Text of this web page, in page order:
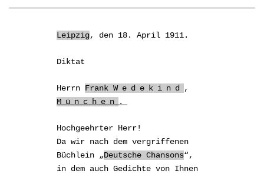
Leipzig, den 18. April 1911.
Diktat
Herrn FrankWedekind
,
München
.
Hochgeehrter Herr!
Da wir nach demvergriffenen
Büchlein „Deutsche Chansons“,
in dem auchGedichte von Ihnen